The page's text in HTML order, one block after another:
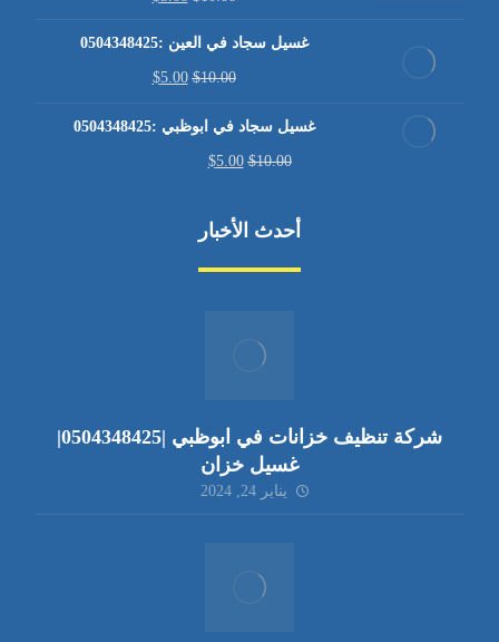
غسيل سجاد في العين :0504348425
$10.00
$5.00
غسيل سجاد في ابوظبي :0504348425
$10.00
$5.00
أحدث الأخبار
شركة تنظيف خزانات في ابوظبي |0504348425|
غسيل خزان
يناير 24, 2024